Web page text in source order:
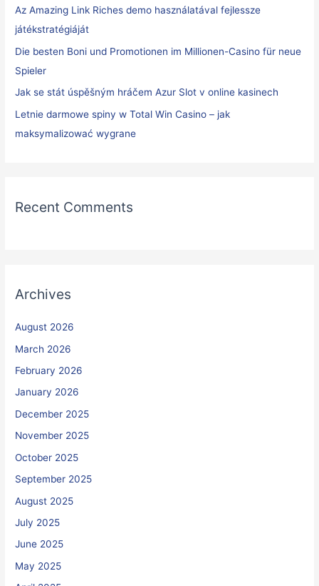
r
:
Az Amazing Link Riches demo használatával fejlessze
játékstratégiáját
Die besten Boni und Promotionen im Millionen-Casino für neue
Spieler
Jak se stát úspěšným hráčem Azur Slot v online kasinech
Letnie darmowe spiny w Total Win Casino – jak
maksymalizować wygrane
Recent Comments
Archives
August 2026
March 2026
February 2026
January 2026
December 2025
November 2025
October 2025
September 2025
August 2025
July 2025
June 2025
May 2025